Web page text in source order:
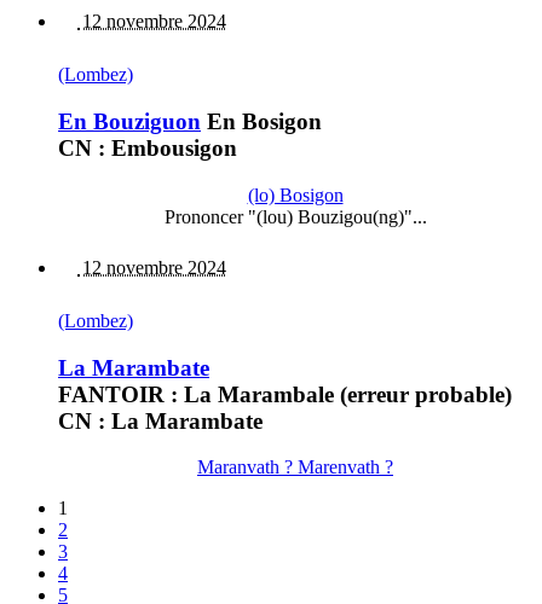
12 novembre 2024
(Lombez)
En Bouziguon En Bosigon
CN : Embousigon
(lo) Bosigon
Prononcer "(lou) Bouzigou(ng)"...
12 novembre 2024
(Lombez)
La Marambate
FANTOIR : La Marambale (erreur probable)
CN : La Marambate
Maranvath ? Marenvath ?
1
2
3
4
5